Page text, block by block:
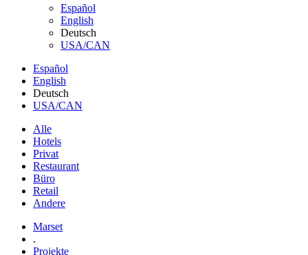
Español
English
Deutsch
USA/CAN
Español
English
Deutsch
USA/CAN
Alle
Hotels
Privat
Restaurant
Büro
Retail
Andere
Marset
.
Projekte